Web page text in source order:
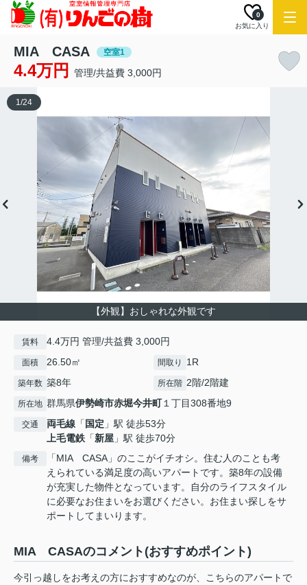
お気に入り
0
MIA CASA 空室1
4.4万円 管理/共益費 3,000円
【外観】おしゃれな外観です
1/24
賃料 4.4万円 管理/共益費 3,000円
面積 26.50㎡ 間取り 1R
築年数 築8年 所在階 2階/2階建
所在地 群馬県伊勢崎市赤堀今井町１丁目308番地9
交通 両毛線 「 国定 」駅 徒歩53分
上毛電鉄 「新屋 」駅 徒歩70分
備考
「MIA CASA」のここがイチオシ。住む人のことも考
えられている満足度の高いアパートです。築8年の設備
が充実した物件となっています。自分のライフスタイル
に必要なお住まいをお選びください。お住まい探しをサ
ポートしてまいります。
MIA CASAのコメント(おすすめポイント)
今引っ越しをお考えの方におすすめなのが、こちらのアパートで